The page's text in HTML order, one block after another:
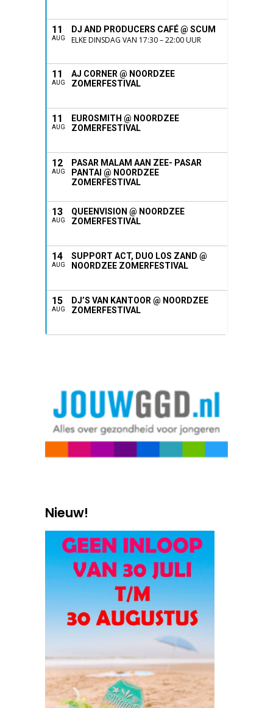
11
AUG
DJ AND PRODUCERS CAFÉ @ SCUM
ELKE DINSDAG VAN 17:30 – 22:00 UUR
11
AUG
AJ CORNER @ NOORDZEE
ZOMERFESTIVAL
11
AUG
EUROSMITH @ NOORDZEE
ZOMERFESTIVAL
12
AUG
PASAR MALAM AAN ZEE- PASAR
PANTAI @ NOORDZEE
ZOMERFESTIVAL
13
AUG
QUEENVISION @ NOORDZEE
ZOMERFESTIVAL
14
AUG
SUPPORT ACT, DUO LOS ZAND @
NOORDZEE ZOMERFESTIVAL
15
AUG
DJ’S VAN KANTOOR @ NOORDZEE
ZOMERFESTIVAL
Nieuw!